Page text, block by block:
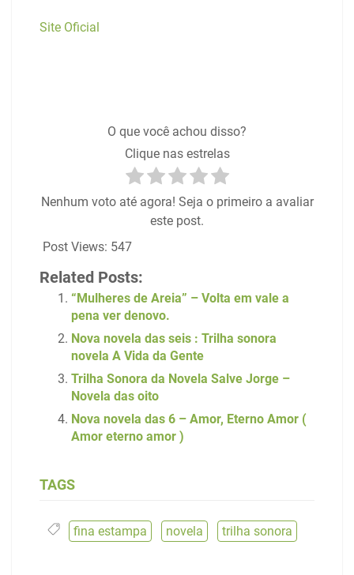
Site Oficial
O que você achou disso?
Clique nas estrelas
Nenhum voto até agora! Seja o primeiro a avaliar
este post.
Post Views: 547
Related Posts:
“Mulheres de Areia” – Volta em vale a
pena ver denovo.
Nova novela das seis : Trilha sonora
novela A Vida da Gente
Trilha Sonora da Novela Salve Jorge –
Novela das oito
Nova novela das 6 – Amor, Eterno Amor (
Amor eterno amor )
TAGS
fina estampa novela trilha sonora